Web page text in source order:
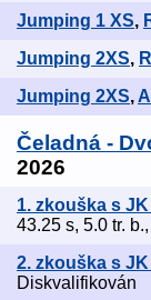
Jumping 1 XS,
Jumping 2XS,
Jumping 2XS,
Čeladná -
2026
1. zkouška s
43.25 s, 5.0 tr.
2. zkouška s
Diskvalifikován